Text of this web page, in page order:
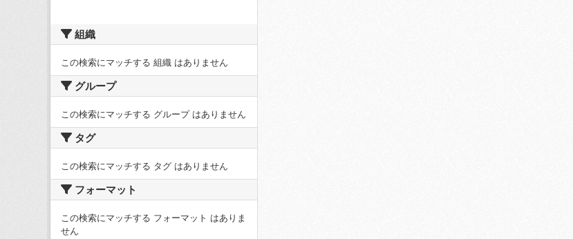
組織
この検索にマッチする 組織 はありません
グループ
この検索にマッチする グループ はありません
タグ
この検索にマッチする タグ はありません
フォーマット
この検索にマッチする フォーマット はありま
せん